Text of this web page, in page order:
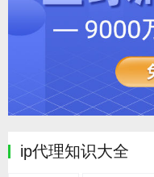
ip代理知识大全